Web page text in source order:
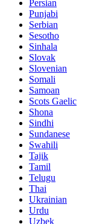
Persian
Punjabi
Serbian
Sesotho
Sinhala
Slovak
Slovenian
Somali
Samoan
Scots Gaelic
Shona
Sindhi
Sundanese
Swahili
Tajik
Tamil
Telugu
Thai
Ukrainian
Urdu
Uzbek